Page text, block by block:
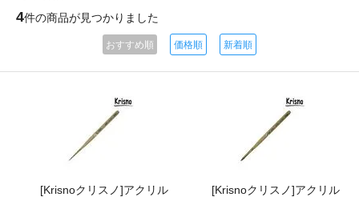
4件の商品が見つかりました
おすすめ順 価格順 新着順
[Krisnoクリスノ]アクリル
[Krisnoクリスノ]アクリル